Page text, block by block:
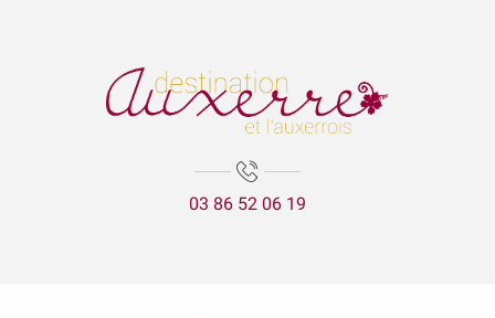
03 86 52 06 19